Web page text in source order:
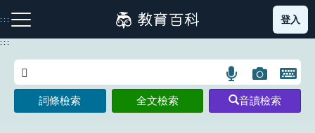
到
主
:::
注音索引圖示 筆畫索引圖示 部首索引表圖示
登入
:::
語
言
搜
圖
片
搜
開
鍵
詞條檢索 全文檢索 音讀檢索